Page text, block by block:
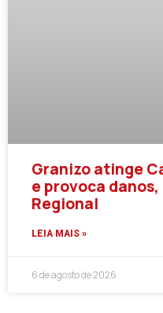
Granizo atinge
e provoca
Regional
LEIA MAIS »
6 de agosto de 2026